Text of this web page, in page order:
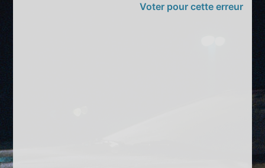
Voter pour cette erreur